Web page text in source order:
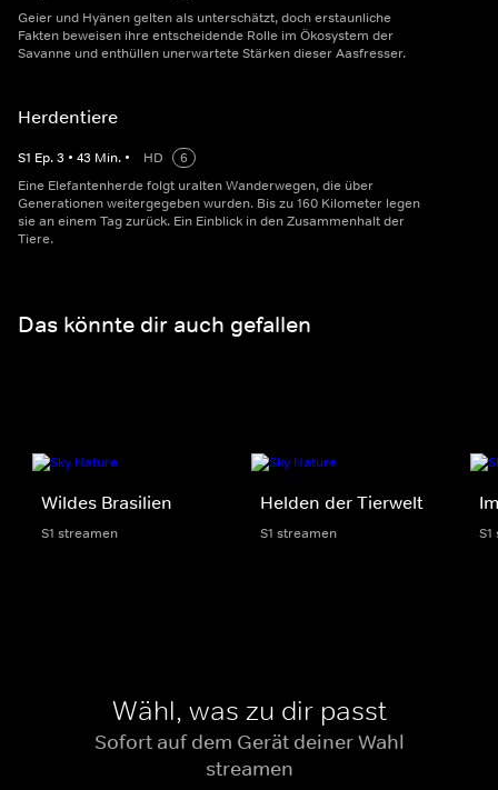
Geier und Hyänen gelten als unterschätzt, doch erstaunliche
Fakten beweisen ihre entscheidende Rolle im Ökosystem der
Savanne und enthüllen unerwartete Stärken dieser Aasfresser.
Herdentiere
S1 Ep.3 • 43 Min. • HD
6
Eine Elefantenherde folgt uralten Wanderwegen, die über
Generationen weitergegeben wurden. Bis zu 160 Kilometer legen
sie an einem Tag zurück. Ein Einblick in den Zusammenhalt der
Tiere.
Das könnte dir auch gefallen
Wildes Brasilien
S1 streamen
Helden der Tierwelt
S1 streamen
Wähl, was zu dir passt
Sofort auf dem Gerät deiner Wahl
streamen